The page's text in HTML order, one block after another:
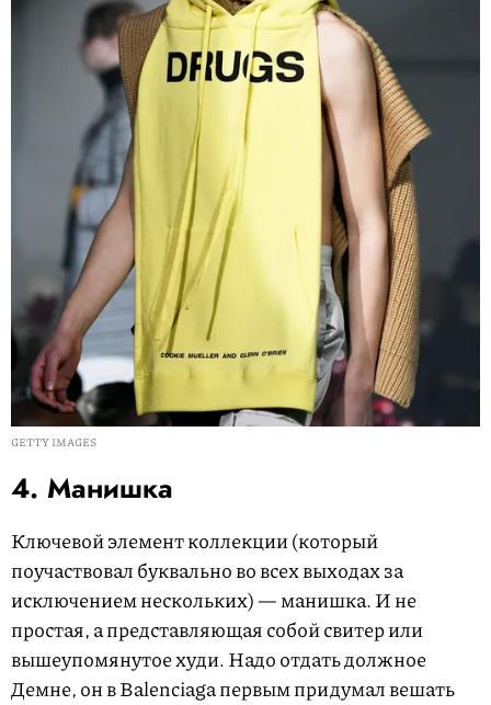
GETTY IMAGES
4. Манишка
Ключевой элемент коллекции (который
поучаствовал буквально во всех выходах за
исключением нескольких) — манишка. И не
простая, а представляющая собой свитер или
вышеупомянутое худи. Надо отдать должное
Демне, он в Balenciaga первым придумал вешать